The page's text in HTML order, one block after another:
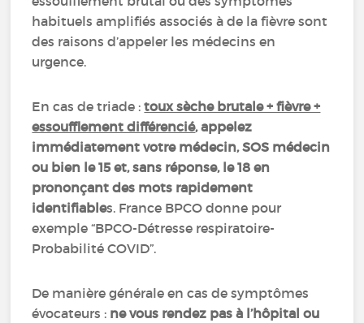
habituels amplifiés associés à de la fièvre sont
des raisons d’appeler les médecins en
urgence.
En cas de triade :toux sèche brutale + fièvre +
essoufflement différencié, appelez
immédiatement votre médecin, SOS médecin
ou bien le 15 et, sans réponse, le 18 en
prononçant des mots rapidement
identifiables. France BPCO donne pour
exemple “BPCO-Détresse respiratoire-
Probabilité COVID”.
De manière générale en cas de symptômes
évocateurs : ne vous rendez pas à l’hôpital ou